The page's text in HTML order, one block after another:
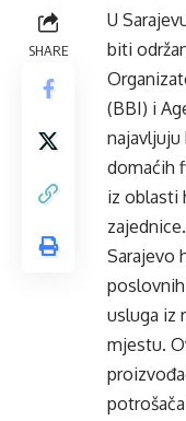
SHARE
U
biti
(BBI) i
najavljuju
domaćih
iz oblasti
zajednice.
Sarajevo
usluga iz
mjestu.